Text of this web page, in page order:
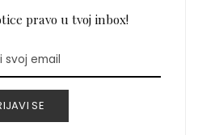
pravo u tvoj inbox!
SE